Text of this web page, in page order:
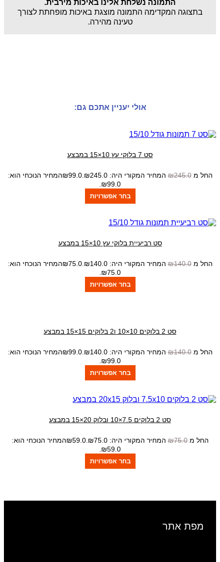
התמונה נשלחת אלינו באיכות מירבית.
בתצוגה המקדימה התמונה מוצגת באיכות מופחתת לצורך
טעינה מהירה.
אולי יעניין אתכם גם:
סט 7 בלוקי עץ 10×15 במבצע
החל מ ₪245.0 המחיר המקורי היה: ₪245.0. ₪99.0
המחיר הנוכחי הוא:
₪99.0.
בחר אפשרויות
סט רביעיית בלוקי עץ 10×15 במבצע
החל מ ₪140.0 המחיר המקורי היה: ₪140.0. ₪75.0
המחיר הנוכחי הוא:
₪75.0.
בחר אפשרויות
סט 2 בלוקים 10×10 ו2 בלוקים 15×15 במבצע
החל מ ₪140.0 המחיר המקורי היה: ₪140.0. ₪99.0
המחיר הנוכחי הוא:
₪99.0.
בחר אפשרויות
סט 2 בלוקים 7.5×10 ובלוק 20×15 במבצע
החל מ ₪75.0 המחיר המקורי היה: ₪75.0. ₪59.0
המחיר הנוכחי הוא:
₪59.0.
בחר אפשרויות
מפת אתר